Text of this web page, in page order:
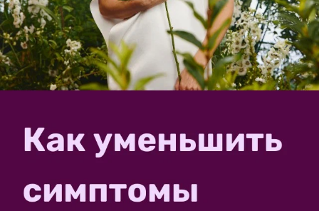
Пышные кусты 07.07.2018 г.
выкапываются, обрезаются и отправляются в погреб
на хранение.